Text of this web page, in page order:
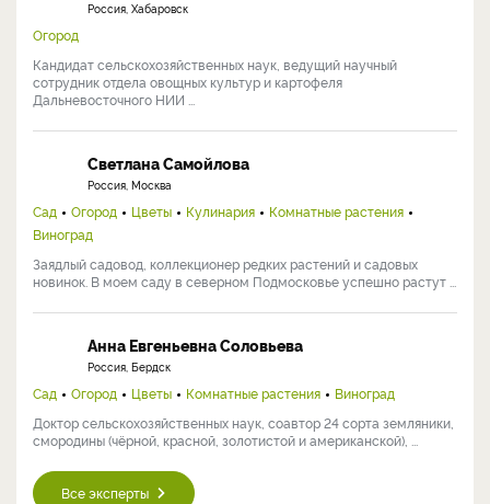
Россия, Хабаровск
Огород
Кандидат сельскохозяйственных наук, ведущий научный
сотрудник отдела овощных культур и картофеля
Дальневосточного НИИ ...
Светлана Самойлова
Россия, Москва
Сад Огород Цветы Кулинария
Комнатные растения
Виноград
Заядлый садовод, коллекционер редких растений и садовых
новинок. В моем саду в северном Подмосковье успешно растут ...
Анна Евгеньевна Соловьева
Россия, Бердск
Сад Огород Цветы Комнатные растения
Виноград
Доктор сельскохозяйственных наук, соавтор 24 сорта земляники,
смородины (чёрной, красной, золотистой и американской), ...
Все эксперты